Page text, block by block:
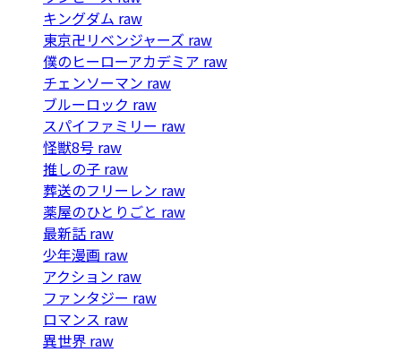
キングダム raw
東京卍リベンジャーズ raw
僕のヒーローアカデミア raw
チェンソーマン raw
ブルーロック raw
スパイファミリー raw
怪獣8号 raw
推しの子 raw
葬送のフリーレン raw
薬屋のひとりごと raw
最新話 raw
少年漫画 raw
アクション raw
ファンタジー raw
ロマンス raw
異世界 raw